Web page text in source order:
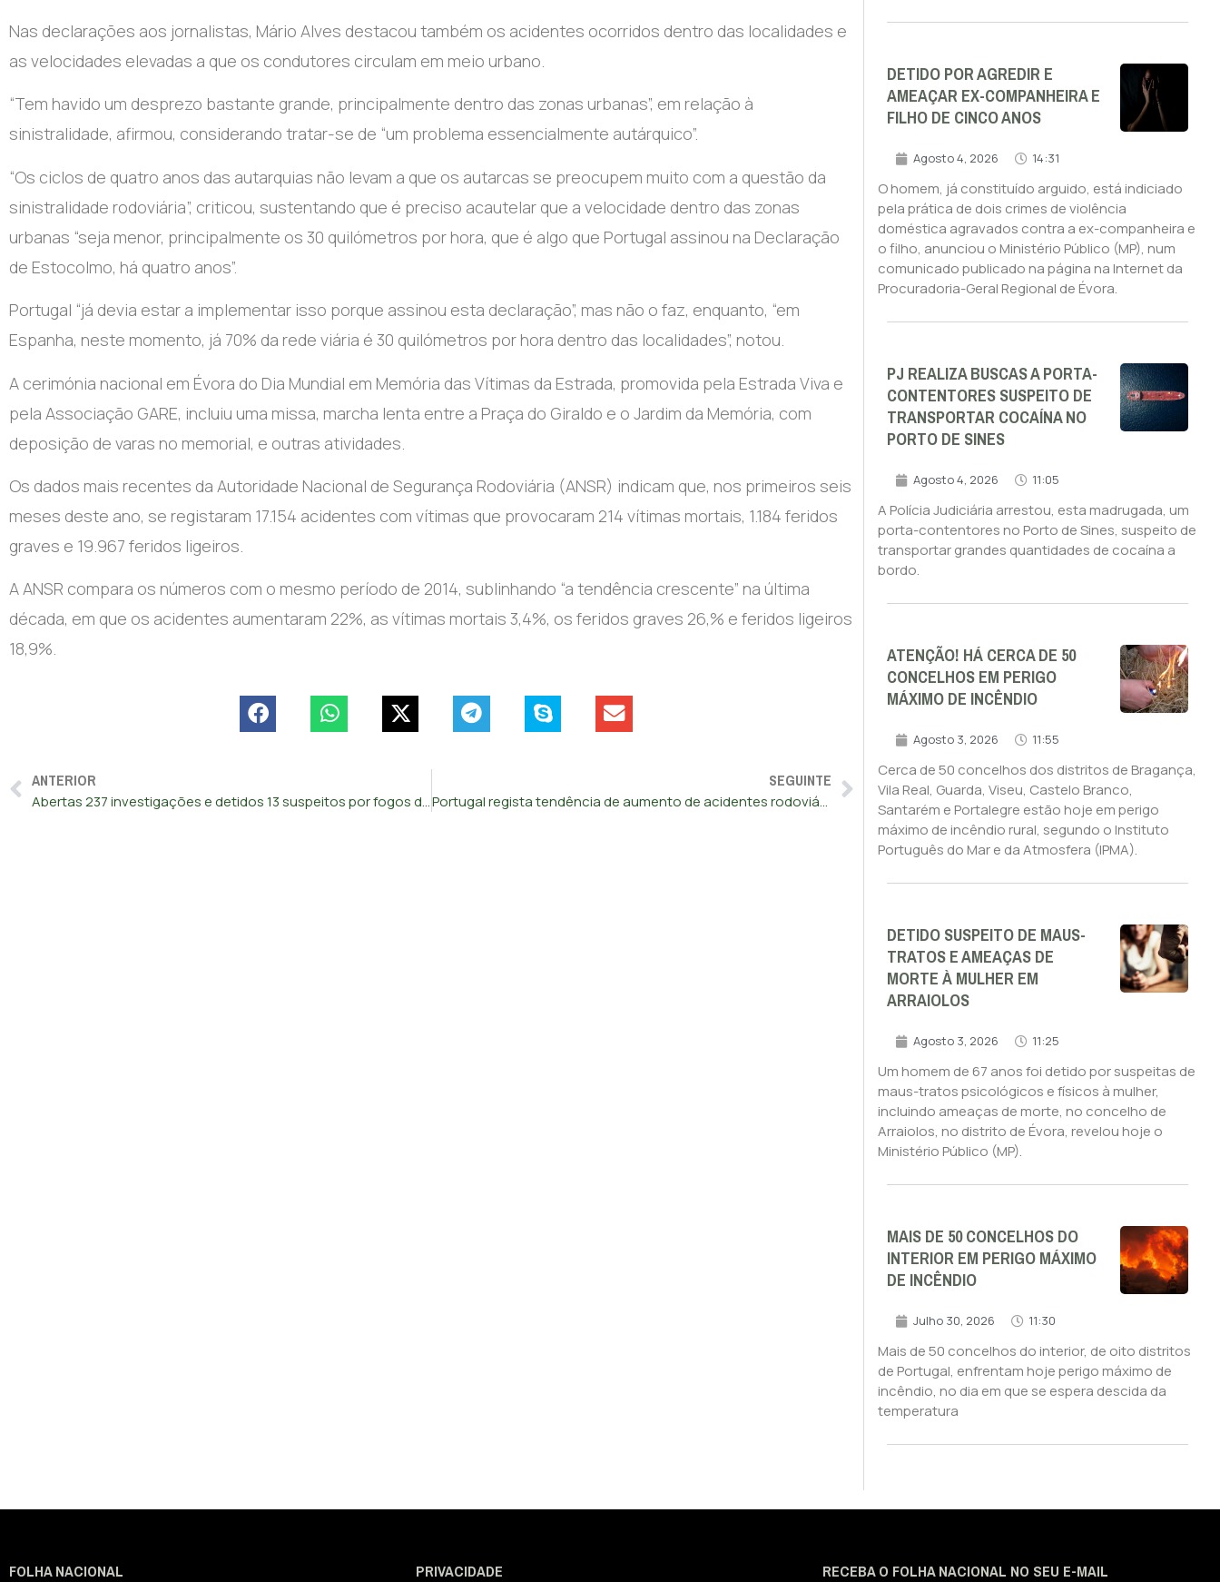
Nas declarações aos jornalistas, Mário Alves destacou também os acidentes ocorridos dentro das localidades e
as velocidades elevadas a que os condutores circulam em meio urbano.
“Tem havido um desprezo bastante grande, principalmente dentro das zonas urbanas”, em relação à
sinistralidade, afirmou, considerando tratar-se de “um problema essencialmente autárquico”.
“Os ciclos de quatro anos das autarquias não levam a que os autarcas se preocupem muito com a questão da
sinistralidade rodoviária”, criticou, sustentando que é preciso acautelar que a velocidade dentro das zonas
urbanas “seja menor, principalmente os 30 quilómetros por hora, que é algo que Portugal assinou na Declaração
de Estocolmo, há quatro anos”.
Portugal “já devia estar a implementar isso porque assinou esta declaração”, mas não o faz, enquanto, “em
Espanha, neste momento, já 70% da rede viária é 30 quilómetros por hora dentro das localidades”, notou.
A cerimónia nacional em Évora do Dia Mundial em Memória das Vítimas da Estrada, promovida pela Estrada Viva e
pela Associação GARE, incluiu uma missa, marcha lenta entre a Praça do Giraldo e o Jardim da Memória, com
deposição de varas no memorial, e outras atividades.
Os dados mais recentes da Autoridade Nacional de Segurança Rodoviária (ANSR) indicam que, nos primeiros seis
meses deste ano, se registaram 17.154 acidentes com vítimas que provocaram 214 vítimas mortais, 1.184 feridos
graves e 19.967 feridos ligeiros.
A ANSR compara os números com o mesmo período de 2014, sublinhando “a tendência crescente” na última
década, em que os acidentes aumentaram 22%, as vítimas mortais 3,4%, os feridos graves 26,% e feridos ligeiros
18,9%.
ANTERIOR
Abertas 237 investigações e detidos 13 suspeitos por fogos de setembro
SEGUINTE
Portugal regista tendência de aumento de acidentes rodoviários
DETIDO POR AGREDIR E
AMEAÇAR EX-COMPANHEIRA E
FILHO DE CINCO ANOS
Agosto 4, 2026 14:31
O homem, já constituído arguido, está indiciado
pela prática de dois crimes de violência
doméstica agravados contra a ex-companheira e
o filho, anunciou o Ministério Público (MP), num
comunicado publicado na página na Internet da
Procuradoria-Geral Regional de Évora.
PJ REALIZA BUSCAS A PORTA-
CONTENTORES SUSPEITO DE
TRANSPORTAR COCAÍNA NO
PORTO DE SINES
Agosto 4, 2026 11:05
A Polícia Judiciária arrestou, esta madrugada, um
porta-contentores no Porto de Sines, suspeito de
transportar grandes quantidades de cocaína a
bordo.
ATENÇÃO! HÁ CERCA DE 50
CONCELHOS EM PERIGO
MÁXIMO DE INCÊNDIO
Agosto 3, 2026 11:55
Cerca de 50 concelhos dos distritos de Bragança,
Vila Real, Guarda, Viseu, Castelo Branco,
Santarém e Portalegre estão hoje em perigo
máximo de incêndio rural, segundo o Instituto
Português do Mar e da Atmosfera (IPMA).
DETIDO SUSPEITO DE MAUS-
TRATOS E AMEAÇAS DE
MORTE À MULHER EM
ARRAIOLOS
Agosto 3, 2026 11:25
Um homem de 67 anos foi detido por suspeitas de
maus-tratos psicológicos e físicos à mulher,
incluindo ameaças de morte, no concelho de
Arraiolos, no distrito de Évora, revelou hoje o
Ministério Público (MP).
MAIS DE 50 CONCELHOS DO
INTERIOR EM PERIGO MÁXIMO
DE INCÊNDIO
Julho 30, 2026 11:30
Mais de 50 concelhos do interior, de oito distritos
de Portugal, enfrentam hoje perigo máximo de
incêndio, no dia em que se espera descida da
temperatura
FOLHA NACIONAL PRIVACIDADE RECEBA O FOLHA NACIONAL NO SEU E-MAIL